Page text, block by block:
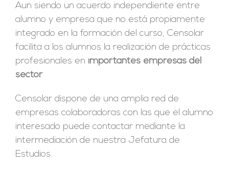
Aun siendo un acuerdo independiente entre
alumno y empresa que no está propiamente
integrado en la formación del curso, Censolar
facilita a los alumnos la realización de prácticas
profesionales en importantes empresas del
sector
Censolar dispone de una amplia red de
empresas colaboradoras con las que el alumno
interesado puede contactar mediante la
intermediación de nuestra Jefatura de
Estudios.